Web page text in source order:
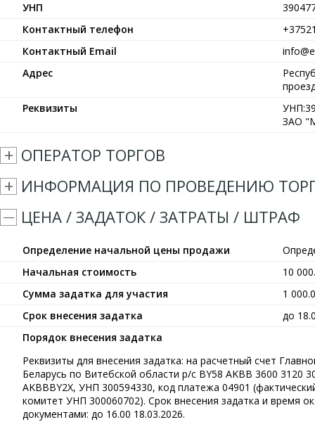
УНП
Контактный телефон
Контактный Email
Адрес
Реквизиты
ЗАО
ОПЕРАТОР ТОРГОВ
ИНФОРМАЦИЯ ПО ПРОВЕДЕНИЮ
ЦЕНА / ЗАДАТОК / ЗАТРАТЫ / ШТРАФ
Определение начальной цены продажи
Начальная стоимость
10
Сумма задатка для участия
1
Срок внесения задатка
до
Порядок внесения задатка
Реквизиты для внесения задатка: на расчетный счет
Беларусь по Витебской области р/с BY58 AKBB 3600
AKBBBY2X, УНП 300594330, код платежа 04901
комитет УНП 300060702). Срок внесения задатка и время
документами: до 16.00 18.03.2026.